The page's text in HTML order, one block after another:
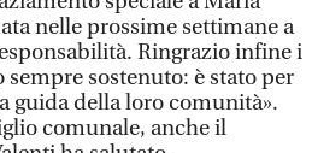
nelle prossime settimane a
Ringrazio infine i
sostenuto: è stato per
guida della loro comunità».
comunale, anche il